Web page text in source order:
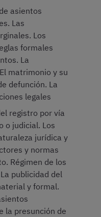
asientos
Las
Los
formales
La
matrimonio y su
defunción. La
legales
registro por vía
o judicial. Los
jurídica y
y normas
Régimen de los
publicidad del
y formal.
la presunción de